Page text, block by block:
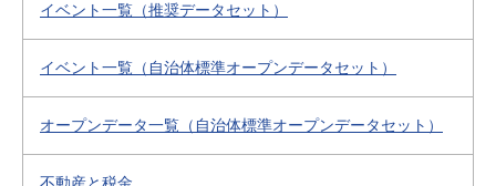
イベント一覧（推奨データセット）
イベント一覧（自治体標準オープンデータセット）
オープンデータ一覧（自治体標準オープンデータセット）